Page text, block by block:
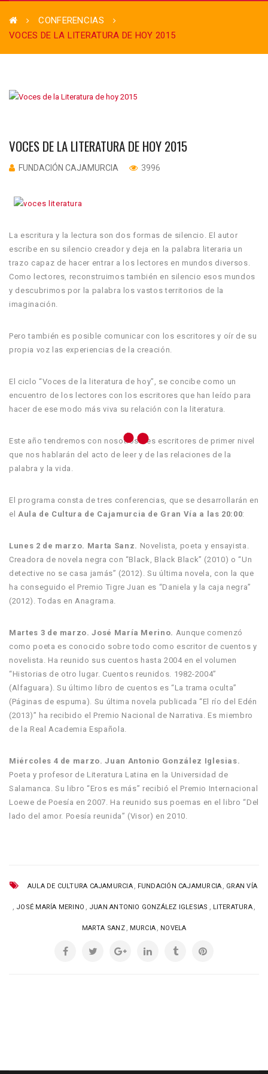
CONFERENCIAS
VOCES DE LA LITERATURA DE HOY 2015
VOCES DE LA LITERATURA DE HOY 2015
FUNDACIÓN CAJAMURCIA 3996
La escritura y la lectura son dos formas de silencio. El autor
escribe en su silencio creador y deja en la palabra literaria un
trazo capaz de hacer entrar a los lectores en mundos diversos.
Como lectores, reconstruimos también en silencio esos mundos
y descubrimos por la palabra los vastos territorios de la
imaginación.
Pero también es posible comunicar con los escritores y oír de su
propia voz las experiencias de la creación.
El ciclo “Voces de la literatura de hoy”, se concibe como un
encuentro de los lectores con los escritores que han leído para
hacer de ese modo más viva su relación con la literatura.
Este año tendremos con nosotros tres escritores de primer nivel
que nos hablarán del acto de leer y de las relaciones de la
palabra y la vida.
El programa consta de tres conferencias, que se desarrollarán en
el Aula de Cultura de Cajamurcia de Gran Vía a las 20:00:
Lunes 2 de marzo. Marta Sanz. Novelista, poeta y ensayista.
Creadora de novela negra con “Black, Black Black” (2010) o “Un
detective no se casa jamás” (2012). Su última novela, con la que
ha conseguido el Premio Tigre Juan es “Daniela y la caja negra”
(2012). Todas en Anagrama.
Martes 3 de marzo. José María Merino. Aunque comenzó
como poeta es conocido sobre todo como escritor de cuentos y
novelista. Ha reunido sus cuentos hasta 2004 en el volumen
“Historias de otro lugar. Cuentos reunidos. 1982-2004”
(Alfaguara). Su último libro de cuentos es “La trama oculta”
(Páginas de espuma). Su última novela publicada “El río del Edén
(2013)” ha recibido el Premio Nacional de Narrativa. Es miembro
de la Real Academia Española.
Miércoles 4 de marzo. Juan Antonio González Iglesias.
Poeta y profesor de Literatura Latina en la Universidad de
Salamanca. Su libro “Eros es más” recibió el Premio Internacional
Loewe de Poesía en 2007. Ha reunido sus poemas en el libro “Del
lado del amor. Poesía reunida” (Visor) en 2010.
AULA DE CULTURA CAJAMURCIA , FUNDACIÓN CAJAMURCIA , GRAN VÍA
, JOSÉ MARÍA MERINO , JUAN ANTONIO GONZÁLEZ IGLESIAS , LITERATURA ,
MARTA SANZ , MURCIA , NOVELA